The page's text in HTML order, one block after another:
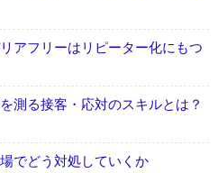
アフリーはリピーター化にもつ
測る接客・応対のスキルとは？
でどう対処していくか